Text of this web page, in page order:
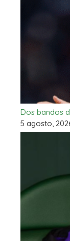
Dos bandos
5 agosto,